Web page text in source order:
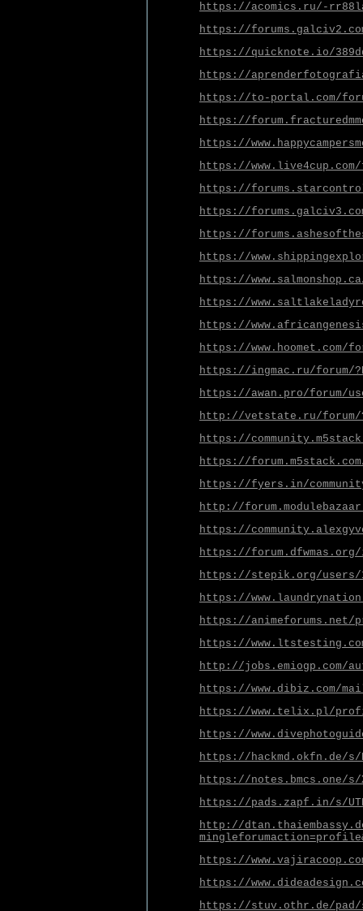
https://acomics.ru/-
https://
https://quicknote.io/
https://
https://to-portal.com/
https://
https://
https://www.live4cup.com/
https://
https://
https://
https://
https://
https://
https://
https://www.hoomet.com/
https://ingmac.ru/forum/
https://awan.pro/forum/
http://vetstate.ru/forum/
https://
https://
https://fyers.in/community/
http://
https://
https://forum.dfwmas.org/
https://stepik.org/users/
https://
https://animeforums.net/
https://
http://jobs.emiogp.com/
https://www.dibiz.com/
https://www.telix.pl/
https://
https://hackmd.okfn.de/s/
https://notes.bmcs.one/s/
https://pads.zapf.in/s/
http://
https://
https://
https://stuv.othr.de/pad/s/